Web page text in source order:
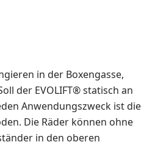
in der Boxengasse,
der EVOLIFT® statisch an
Anwendungszweck ist die
Die Räder können ohne
in den oberen